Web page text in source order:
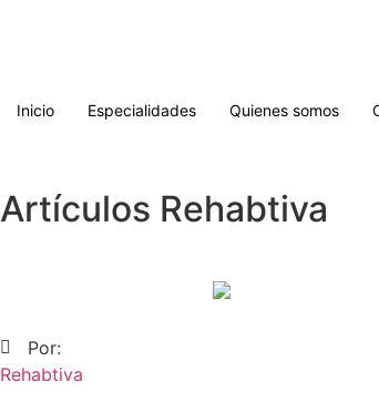
Inicio Especialidades Quienes somos
Artículos Rehabtiva
Por:
Rehabtiva